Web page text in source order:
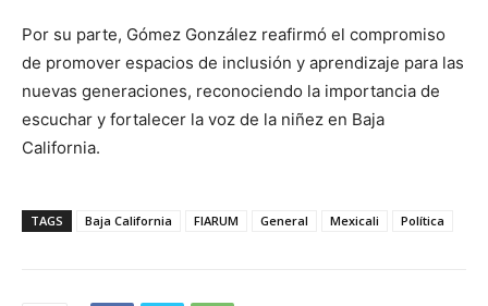
Por su parte, Gómez González reafirmó el compromiso
de promover espacios de inclusión y aprendizaje para las
nuevas generaciones, reconociendo la importancia de
escuchar y fortalecer la voz de la niñez en Baja
California.
TAGS Baja California FIARUM General Mexicali Política